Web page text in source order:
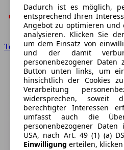
Toyota
Dadurch ist es möglich,
entsprechend Ihren
Angebot zu optimieren und
analysieren. Klicken Sie
um dem Einsatz von
und der damit
personenbezogener Daten
Button unten links, um
hinsichtlich der Cookies
Verarbeitung
widersprechen, soweit
berechtigter Interessen
umfasst auch die
personenbezogener
USA, nach Art. 49 (1) (a)
Einwilligung erteilen,